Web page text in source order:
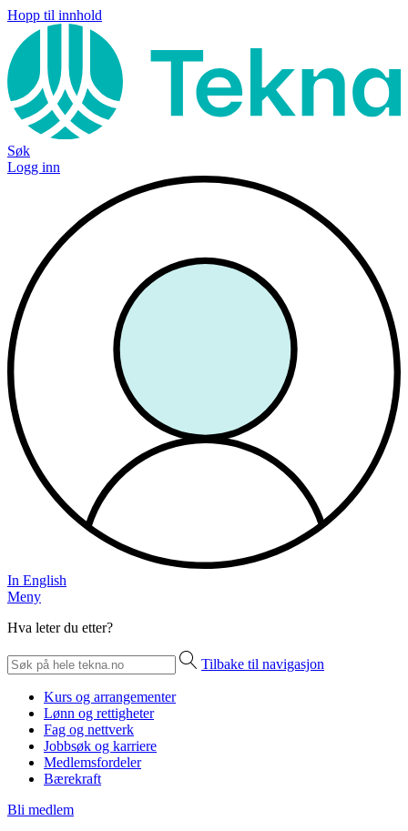
Hopp til innhold
Søk
Logg inn
In English
Meny
Hva leter du etter?
Tilbake til navigasjon
Kurs og arrangementer
Lønn og rettigheter
Fag og nettverk
Jobbsøk og karriere
Medlemsfordeler
Bærekraft
Bli medlem